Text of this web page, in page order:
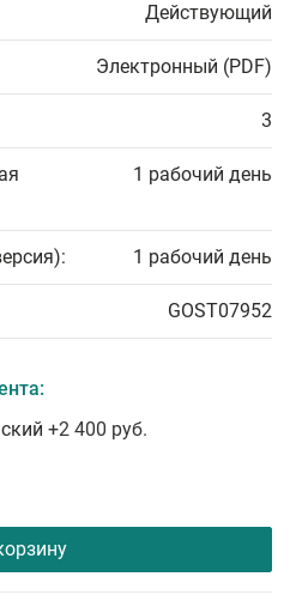
Действующий
Электронный (PDF)
3
1 рабочий день
1 рабочий день
GOST07952
+2 400 руб.